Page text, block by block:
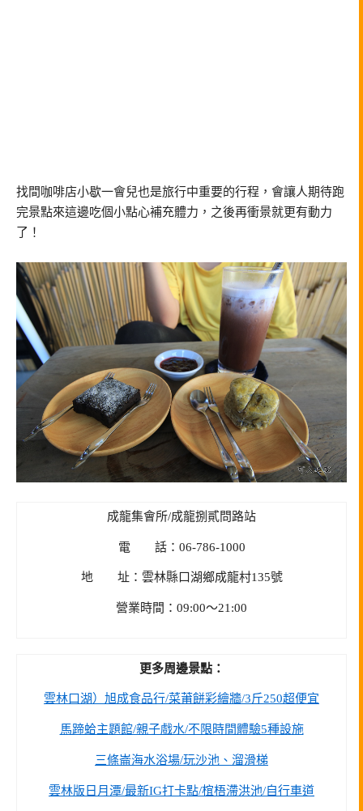
找間咖啡店小歇一會兒也是旅行中重要的行程，會讓人期待跑
完景點來這邊吃個小點心補充體力，之後再衝景就更有動力
了！
成龍集會所/成龍捌貳問路站
電 話：06-786-1000
地 址：雲林縣口湖鄉成龍村135號
營業時間：09:00～21:00
更多周邊景點：
雲林口湖）旭成食品行/菜莆餅彩繪牆/3斤250超便宜
馬蹄蛤主題館/親子戲水/不限時間體驗5種設施
三條崙海水浴場/玩沙池、溜滑梯
雲林版日月潭/最新IG打卡點/椬梧滯洪池/自行車道